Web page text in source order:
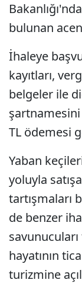
bulunan
İhaleye
kayıtları,
belgeler ile
TL ödemesi
Yaban
yoluyla
tartışmaları
de benzer
hayatının
turizmine